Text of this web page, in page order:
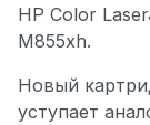
HP Color
M855xh.
Новый
уступает